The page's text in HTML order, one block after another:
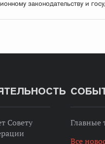
законодательству и
Совету
Главные
Все